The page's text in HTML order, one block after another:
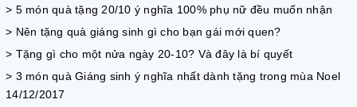
> 5 món quà tặng 20/10 ý nghĩa 100% phụ nữ đều muốn nhận
> Nên tặng quà giáng sinh gì cho bạn gái mới quen?
> Tặng gì cho một nửa ngày 20-10? Và đây là bí quyết
> 3 món quà Giáng sinh ý nghĩa nhất dành tặng trong mùa Noel
14/12/2017